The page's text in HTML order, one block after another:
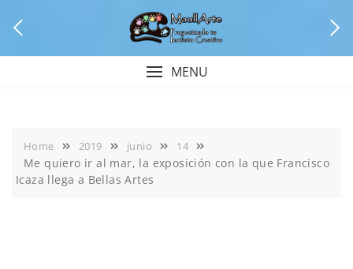
MENU
Home 2019 junio 14
Me quiero ir al mar, la exposición con la que Francisco
Icaza llega a Bellas Artes